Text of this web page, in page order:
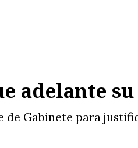
su
Gabinete para